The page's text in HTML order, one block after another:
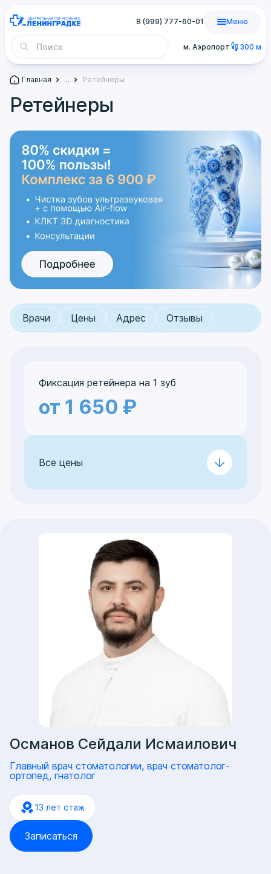
м. Аэропорт 300 м
8 (999) 777-60-01 Меню
Главная ... Ретейнеры
Ретейнеры
Врачи Цены Адрес Отзывы
Фиксация ретейнера на 1 зуб
от 1 650 ₽
Все цены
Османов Сейдали Исмаилович
Главный врач стоматологии, врач стоматолог-
ортопед, гнатолог
13 лет стаж
Записаться